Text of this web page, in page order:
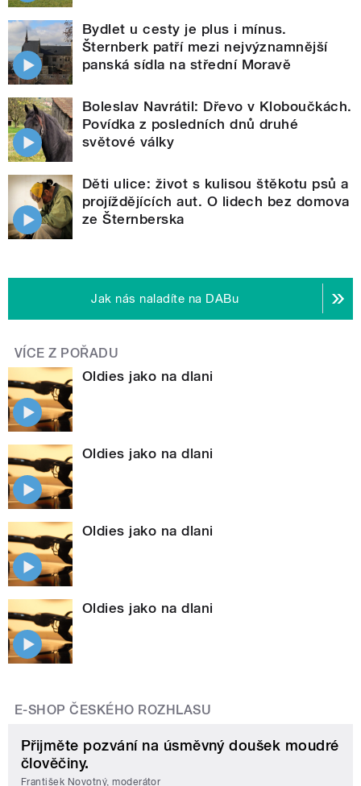
Bydlet u cesty je plus i mínus.
Šternberk patří mezi nejvýznamnější
panská sídla na střední Moravě
Boleslav Navrátil: Dřevo v Kloboučkách.
Povídka z posledních dnů druhé
světové války
Děti ulice: život s kulisou štěkotu psů a
projíždějících aut. O lidech bez domova
ze Šternberska
Jak nás naladíte na DABu
VÍCE Z POŘADU
Oldies jako na dlani
Oldies jako na dlani
Oldies jako na dlani
Oldies jako na dlani
E-SHOP ČESKÉHO ROZHLASU
Přijměte pozvání na úsměvný doušek moudré
člověčiny.
František Novotný, moderátor